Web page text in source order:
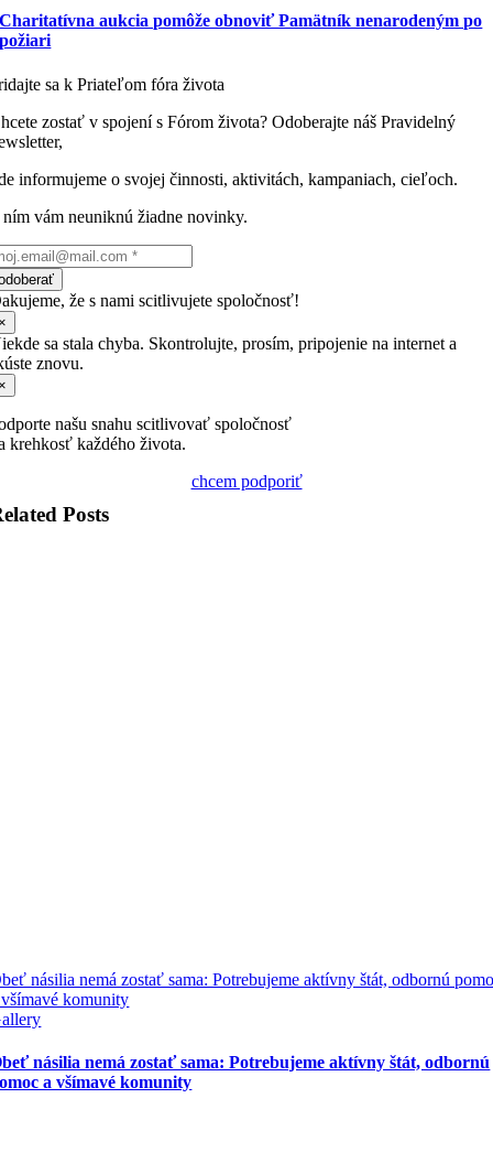
Charitatívna aukcia pomôže obnoviť Pamätník nenarodeným po
požiari
sa k Priateľom fóra života
zostať v spojení s Fórom života? Odoberajte náš Pravidelný
informujeme o svojej činnosti, aktivitách, kampaniach, cieľoch.
ním vám neuniknú žiadne novinky.
že s nami scitlivujete spoločnosť!
sa stala chyba. Skontrolujte, prosím, pripojenie na internet a
znovu.
našu snahu scitlivovať spoločnosť
krehkosť každého života.
chcem podporiť
Posts
násilia nemá zostať sama: Potrebujeme aktívny štát, odbornú
komunity
násilia nemá zostať sama: Potrebujeme aktívny štát, odbornú
a všímavé komunity